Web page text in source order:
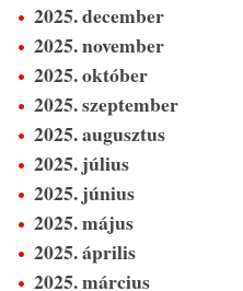
2025. december
2025. november
2025. október
2025. szeptember
2025. augusztus
2025. július
2025. június
2025. május
2025. április
2025. március